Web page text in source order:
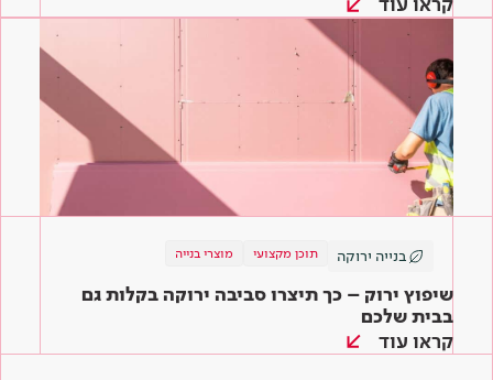
בנייה ירוקה תוכן מקצועי מוצרי בנייה
שיפוץ ירוק – כך תיצרו סביבה ירוקה בקלות גם
בבית שלכם
קראו עוד